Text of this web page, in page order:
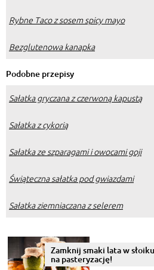
Rybne Taco z sosem spicy mayo
Bezglutenowa kanapka
Podobne przepisy
Sałatka gryczana z czerwoną kapustą
Sałatka z cykorią
Sałatka ze szparagami i owocami goji
Świąteczna sałatka pod gwiazdami
Sałatka ziemniaczana z selerem
Zamknij smaki lata w
na pasteryzację!